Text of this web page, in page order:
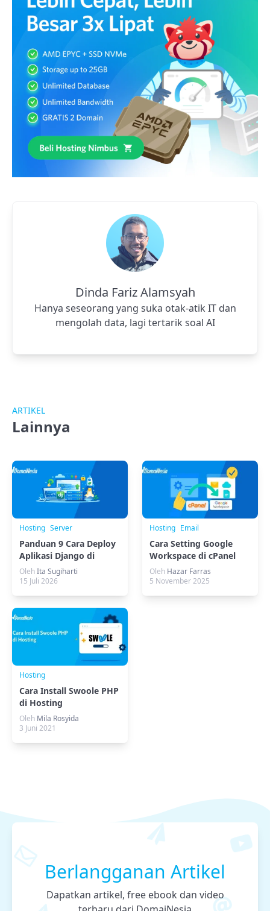
Dinda Fariz Alamsyah
Hanya seseorang yang suka otak-atik IT dan
mengolah data, lagi tertarik soal AI
ARTIKEL
Lainnya
Hosting Server
Panduan 9 Cara Deploy
Aplikasi Django di
aaPanel, Terbaru!
OlehIta Sugiharti
15 Juli 2026
Hosting Email
Cara Setting Google
Workspace di cPanel
Hosting
Oleh Hazar Farras
5 November 2025
Hosting
Cara Install Swoole PHP
di Hosting
Oleh Mila Rosyida
3 Juni 2021
Berlangganan Artikel
Dapatkan artikel, free ebook dan video